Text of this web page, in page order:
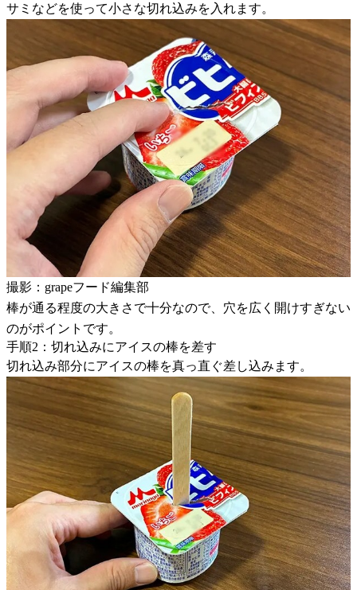
サミなどを使って小さな切れ込みを入れます。
撮影：grapeフード編集部
棒が通る程度の大きさで十分なので、穴を広く開けすぎない
のがポイントです。
手順2：切れ込みにアイスの棒を差す
切れ込み部分にアイスの棒を真っ直ぐ差し込みます。